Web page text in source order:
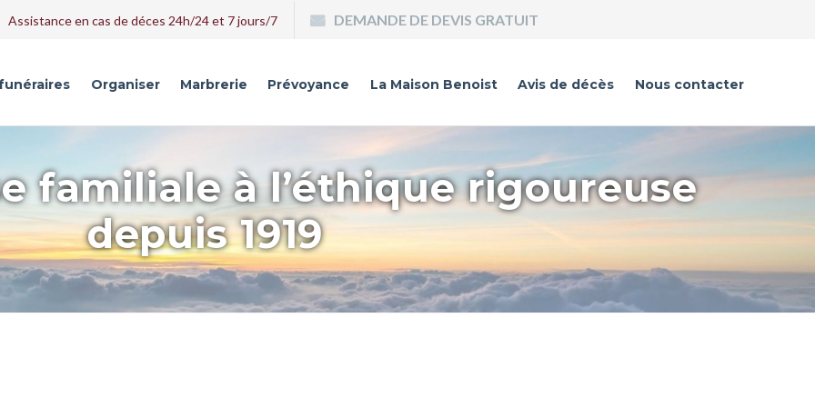
Assistance en cas de déces 24h/24 et 7 jours/7 DEMANDE DE DEVIS GRATUIT
Organiser Marbrerie Prévoyance La Maison Benoist Avis de décès Nous contacter
familiale à l’éthique rigoureuse
depuis 1919